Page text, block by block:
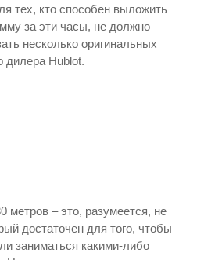
тех, кто способен выложить
за эти часы, не должно
несколько оригинальных
дилера Hublot.
метров – это, разумеется, не
достаточен для того, чтобы
заниматься какими-либо